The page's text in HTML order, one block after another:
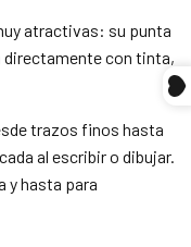
atractivas: su punta
directamente con tinta,
trazos finos hasta
al escribir o dibujar.
y hasta para
a meses
y elige pagar
elige la